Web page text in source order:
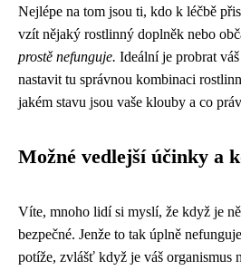
Nejlépe na tom jsou ti, kdo k léčbě
vzít nějaký rostlinný doplněk nebo
prostě nefunguje. Ideální je probrat
nastavit tu správnou kombinaci
jakém stavu jsou vaše klouby a co
Možné vedlejší účinky a
Víte, mnoho lidí si myslí, že když je
bezpečné. Jenže to tak úplně
potíže, zvlášť když je váš organismus